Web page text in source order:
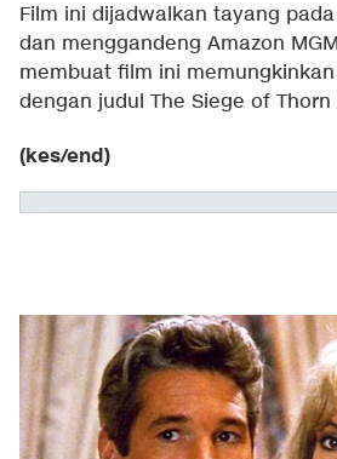
Film ini dijadwalkan tayang
dan menggandeng Amazon
membuat film ini
dengan judul The Siege of Thorn
(kes/end)